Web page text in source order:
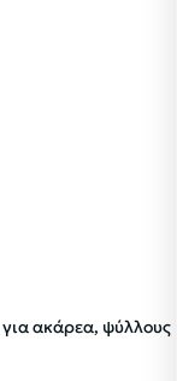
για ακάρεα, ψύλλους